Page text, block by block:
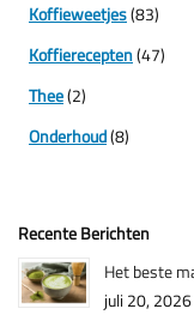
Koffieweetjes(83)
Koffierecepten(47)
Thee(2)
Onderhoud(8)
Recente Berichten
Het beste
juli 20, 2026